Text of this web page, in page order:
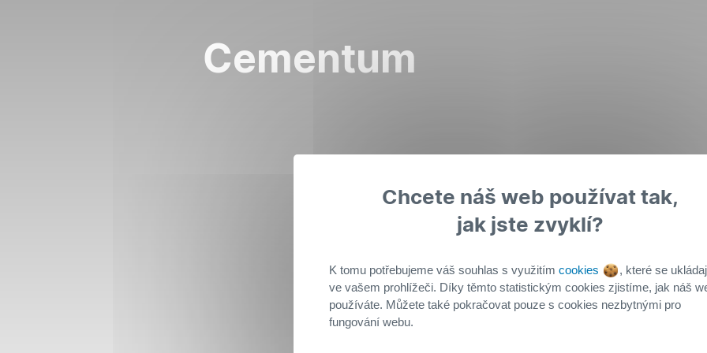
Cementum
Chcete náš web používat tak,
jak jste zvyklí?
K tomu potřebujeme váš souhlas s využitím cookies
, které se
ve vašem prohlížeči. Díky těmto statistickým cookies zjistíme, jak náš
používáte. Můžete také pokračovat pouze s cookies nezbytnými pro
fungování webu.